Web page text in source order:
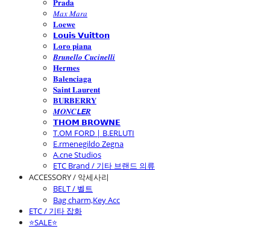
𝐏𝐫𝐚𝐝𝐚
𝑀𝑎𝑥 𝑀𝑎𝑟𝑎
𝐋𝐨𝐞𝐰𝐞
𝗟𝗼𝘂𝗶𝘀 𝗩𝘂𝗶𝘁𝘁𝗼𝗻
𝐋𝐨𝐫𝐨 𝐩𝐢𝐚𝐧𝐚
𝑩𝒓𝒖𝒏𝒆𝒍𝒍𝒐 𝑪𝒖𝒄𝒊𝒏𝒆𝒍𝒍𝒊
𝐇𝐞𝐫𝐦𝐞𝐬
𝐁𝐚𝐥𝐞𝐧𝐜𝐢𝐚𝐠𝐚
𝐒𝐚𝐢𝐧𝐭 𝐋𝐚𝐮𝐫𝐞𝐧𝐭
𝐁𝐔𝐑𝐁𝐄𝐑𝐑𝐘
𝑴𝑶𝑵𝑪𝙇𝙀𝑹
𝗧𝗛𝗢𝗠 𝗕𝗥𝗢𝗪𝗡𝗘
T.OM FORD | B.ERLUTI
E.rmenegildo Zegna
A.cne Studios
ETC Brand / 기타 브랜드 의류
ACCESSORY / 악세사리
BELT / 벨트
Bag charm,Key Acc
ETC / 기타 잡화
⭐SALE⭐